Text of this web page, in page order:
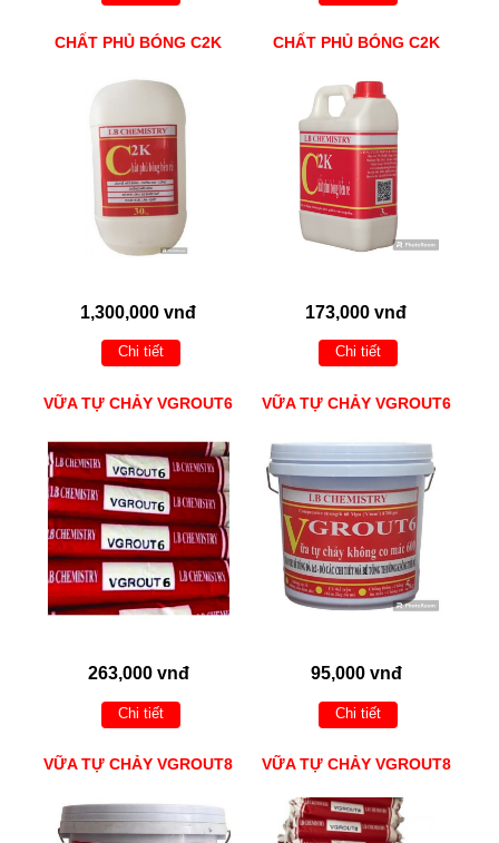
CHẤT PHỦ BÓNG C2K
1,300,000 vnđ
Chi tiết
CHẤT PHỦ BÓNG C2K
173,000 vnđ
Chi tiết
VỮA TỰ CHẢY VGROUT6
263,000 vnđ
Chi tiết
VỮA TỰ CHẢY VGROUT6
95,000 vnđ
Chi tiết
VỮA TỰ CHẢY VGROUT8 VỮA TỰ CHẢY VGROUT8